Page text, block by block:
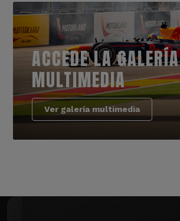
ACCEDE LA GALERÍA
MULTIMEDIA
Ver galería multimedia